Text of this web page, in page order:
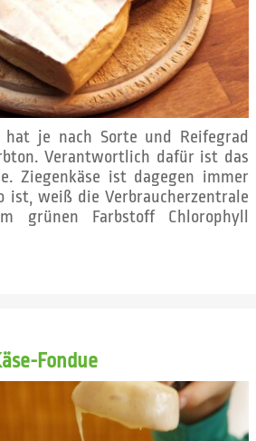
hat je nach Sorte und Reifegrad
Verantwortlich dafür ist das
Ziegenkäse ist dagegen immer
ist, weiß die Verbraucherzentrale
grünen Farbstoff Chlorophyll
Fondue